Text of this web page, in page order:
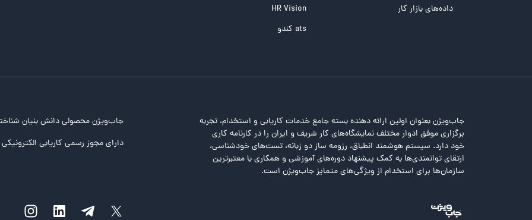
تست هوش های چندگانه
داده‌های بازار کار
HR Vision
ats کندو
جاب‌ویژن بعنوان اولین ارائه دهنده بسته جامع خدمات کاریابی و استخدام، تجربه
برگزاری موفق ادوار مختلف نمایشگاه‌های کار شریف و ایران را در کارنامه کاری
خود دارد. سیستم هوشمند انطباق، رزومه ساز دو زبانه، تست‌های خودشناسی،
ارتقای توانمندی‌ها به کمک پیشنهاد دوره‌های آموزشی و همکاری با معتبرترین
سازمان‌ها برای استخدام از ویژگی‌های متمایز جاب‌ویژن است.
جاب‌ویژن محصولی دانش بنیان
دارای مجوز رسمی کاریابی